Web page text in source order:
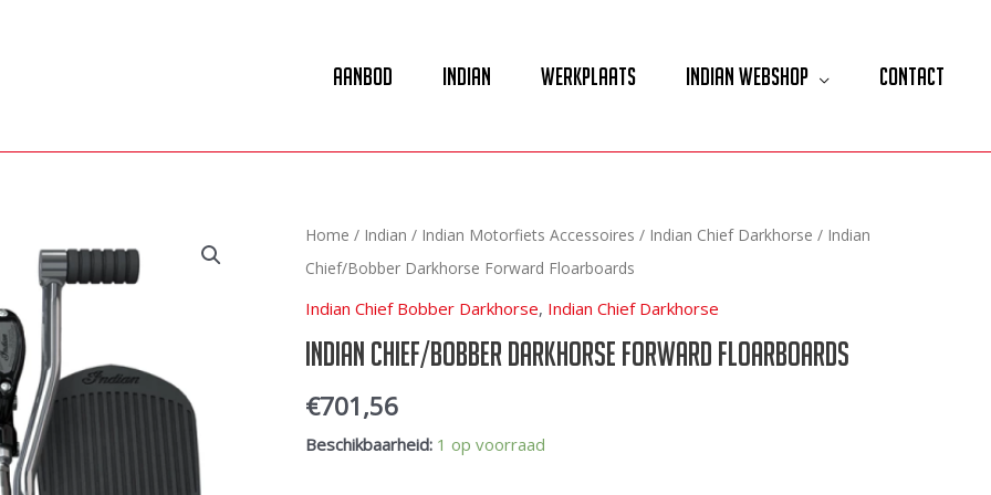
Aanbod Indian Werkplaats Indian Webshop Contact
Home / Indian / Indian Motorfiets Accessoires / Indian Chief Darkhorse / Indian
Chief/Bobber Darkhorse Forward Floarboards
Indian Chief Bobber Darkhorse, Indian Chief Darkhorse
Indian Chief/Bobber Darkhorse Forward Floarboards
€701,56
Beschikbaarheid: 1 op voorraad